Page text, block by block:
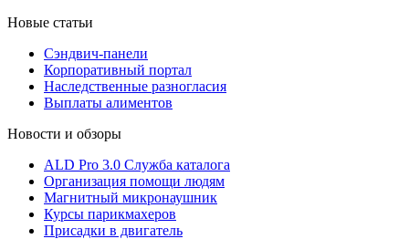
Новые статьи
Сэндвич-панели
Корпоративный портал
Наследственные разногласия
Выплаты алиментов
Новости и обзоры
ALD Pro 3.0 Служба каталога
Организация помощи людям
Магнитный микронаушник
Курсы парикмахеров
Присадки в двигатель